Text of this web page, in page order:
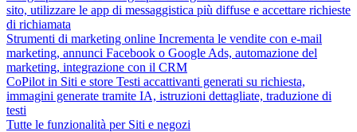
sito, utilizzare le app di messaggistica più diffuse e accettare richieste
di richiamata
Strumenti di marketing online Incrementa le vendite con e-mail
marketing, annunci Facebook o Google Ads, automazione del
marketing, integrazione con il CRM
CoPilot in Siti e store Testi accattivanti generati su richiesta,
immagini generate tramite IA, istruzioni dettagliate, traduzione di
testi
Tutte le funzionalità per Siti e negozi